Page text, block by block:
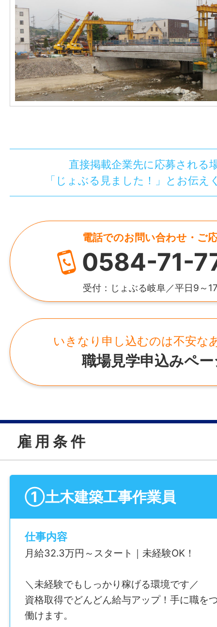
直接掲載企業先に応募される
「じょぶる見ました！」とお伝え
電話でのお問い合わせ・ご
0584-71-
受付：じょぶる岐阜／平日9～
いきなり申し込むのは不安な
職場見学申込みペ
雇 用 条 件
①土木建築工事作業員
仕事内容
月給32.3万円～スタート｜未経験OK！
＼未経験でもしっかり稼げる環境です／
資格取得でどんどん給与アップ！手に職を
働けます。